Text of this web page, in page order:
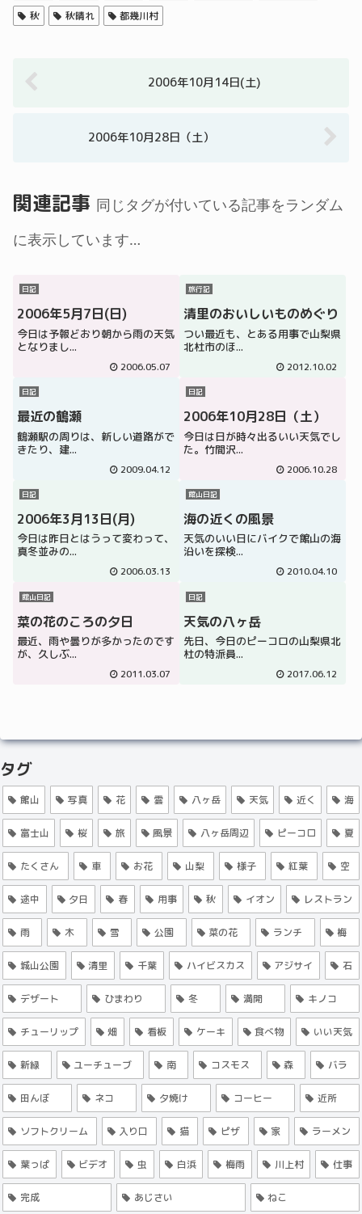
秋
秋晴れ 都幾川村
2006年10月14日(土)
2006年10月28日（土）
関連記事 同じタグが付いている記事をランダム
に表示しています…
日記
2006年5月7日(日)
今日は予報どおり朝から雨の天気
となりまし...
2006.05.07
旅行記
清里のおいしいものめぐり
つい最近も、とある用事で山梨県
北杜市のほ...
2012.10.02
日記
最近の鶴瀬
鶴瀬駅の周りは、新しい道路がで
きたり、建...
2009.04.12
日記
2006年10月28日（土）
今日は日が時々出るいい天気でし
た。竹間沢...
2006.10.28
日記
2006年3月13日(月)
今日は昨日とはうって変わって、
真冬並みの...
2006.03.13
館山日記
海の近くの風景
天気のいい日にバイクで館山の海
沿いを探検...
2010.04.10
館山日記
菜の花のころの夕日
最近、雨や曇りが多かったのです
が、久しぶ...
2011.03.07
日記
天気の八ヶ岳
先日、今日のピーコロの山梨県北
杜の特派員...
2017.06.12
タグ
館山 写真 花 雲 八ヶ岳 天気 近く 海
富士山 桜 旅 風景 八ヶ岳周辺 ピーコロ 夏
たくさん 車 お花 山梨 様子 紅葉 空
途中 夕日 春 用事 秋 イオン レストラン
雨 木 雪 公園 菜の花 ランチ 梅
城山公園 清里 千葉 ハイビスカス アジサイ 石
デザート ひまわり 冬 満開 キノコ
チューリップ 畑 看板 ケーキ 食べ物 いい天気
新緑 ユーチューブ 南 コスモス 森 バラ
田んぼ ネコ 夕焼け コーヒー 近所
ソフトクリーム 入り口 猫 ピザ 家 ラーメン
葉っぱ ビデオ 虫 白浜 梅雨 川上村 仕事
完成 あじさい ねこ